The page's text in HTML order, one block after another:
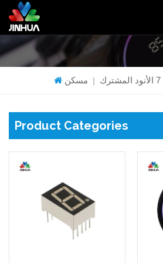
مسكن |
Product Categories